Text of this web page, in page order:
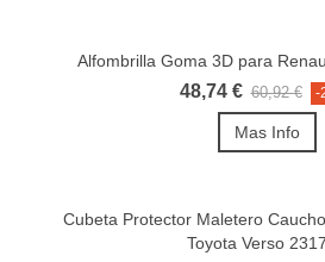
Alfombrilla Goma 3D para
48,74 € 60,92 € -
Mas Info
Cubeta Protector Maletero
Toyota Verso